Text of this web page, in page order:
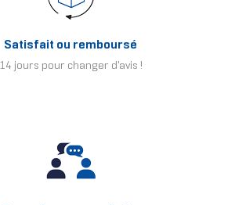
Satisfait ou remboursé
14 jours pour changer d'avis !